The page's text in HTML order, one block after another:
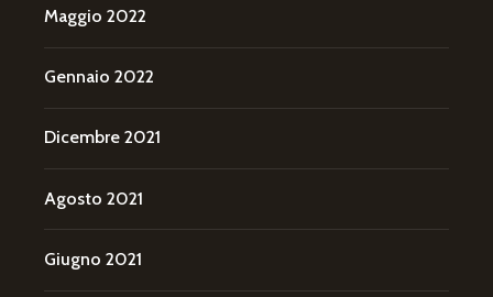
Maggio 2022
Gennaio 2022
Dicembre 2021
Agosto 2021
Giugno 2021